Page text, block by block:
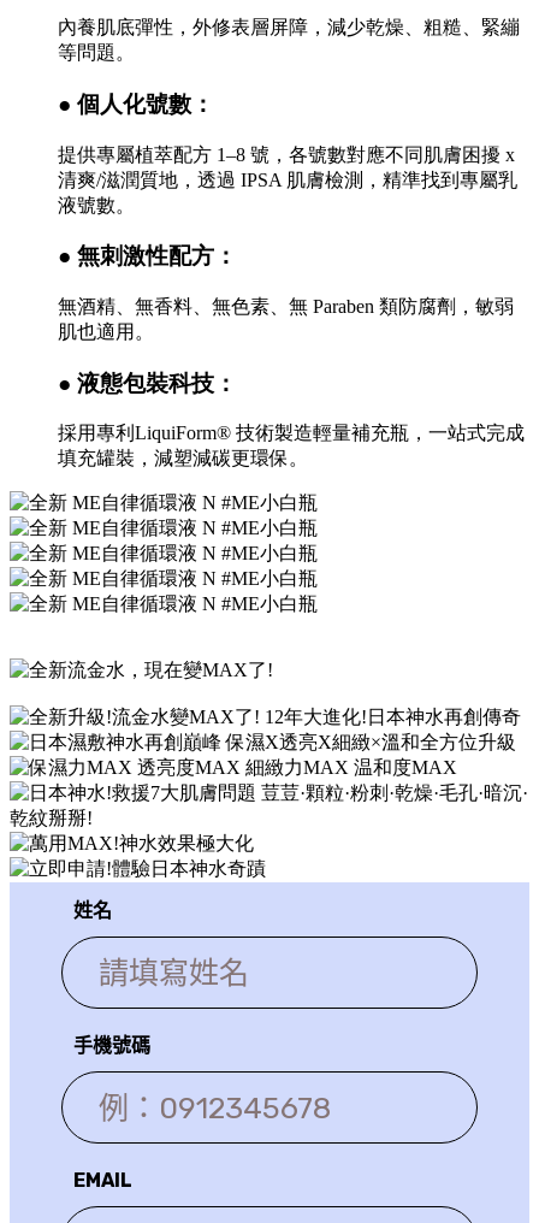
內養肌底彈性，外修表層屏障，減少乾燥、粗糙、緊繃
等問題。
● 個人化號數：
提供專屬植萃配方 1–8 號，各號數對應不同肌膚困擾 x
清爽/滋潤質地，透過 IPSA 肌膚檢測，精準找到專屬乳
液號數。
● 無刺激性配方：
無酒精、無香料、無色素、無 Paraben 類防腐劑，敏弱
肌也適用。
● 液態包裝科技：
採用專利LiquiForm® 技術製造輕量補充瓶，一站式完成
填充罐裝，減塑減碳更環保。